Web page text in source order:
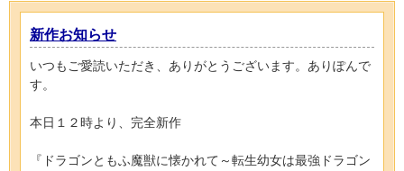
新作お知らせ
いつもご愛読いただき、ありがとうございます。ありぽんで
す。
本日１２時より、完全新作
『ドラゴンともふ魔獣に懐かれて～転生幼女は最強ドラゴン